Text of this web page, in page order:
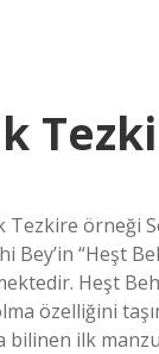
Tezkire örneği
“Heşt
Heşt
özelliğini
bilinen ilk